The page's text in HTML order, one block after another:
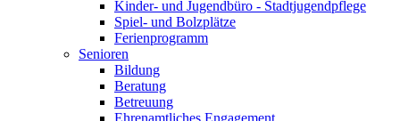
Kinder- und Jugendbüro - Stadtjugendpflege
Spiel- und Bolzplätze
Ferienprogramm
Senioren
Bildung
Beratung
Betreuung
Ehrenamtliches Engagement